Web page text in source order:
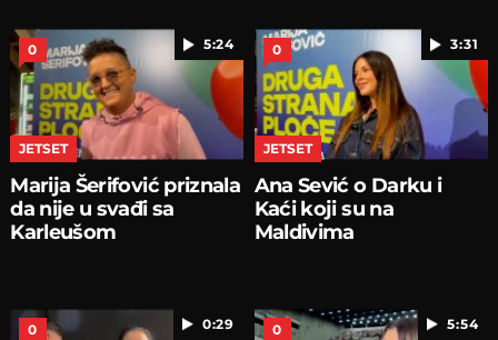
5:24
0
JETSET
Marija Šerifović priznala
da nije u svađi sa
Karleušom
3:31
0
JETSET
Ana Sević o Darku i
Kaći koji su na
Maldivima
0:29
0 5:54
0